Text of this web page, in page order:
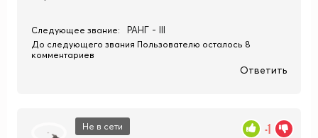
Следующее звание: РАНГ - III
До следующего звания Пользователю осталось 8
комментариев
Ответить
Не в сети -1